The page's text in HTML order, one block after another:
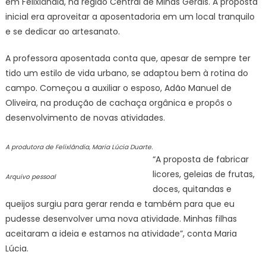
e
inicial era aproveitar a aposentadoria em um local tranquilo
e se dedicar ao artesanato.
A professora aposentada conta que, apesar de sempre ter
tido um estilo de vida urbano, se adaptou bem à rotina do
campo. Começou a auxiliar o esposo, Adão Manuel de
Oliveira, na produção de cachaça orgânica e propôs o
desenvolvimento de novas atividades.
A produtora de Felixlândia, Maria Lúcia Duarte.
Arquivo pessoal
“A proposta de fabricar
licores, geleias de frutas,
doces, quitandas e
queijos surgiu para gerar renda e também para que eu
pudesse desenvolver uma nova atividade. Minhas filhas
aceitaram a ideia e estamos na atividade”, conta Maria
Lúcia.